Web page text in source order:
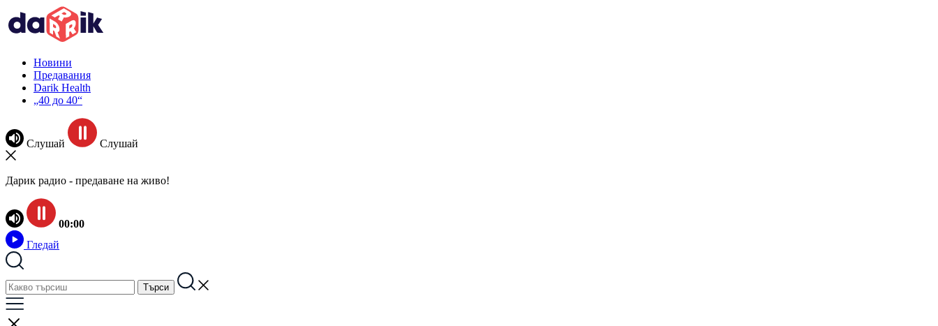
Новини
Предавания
Darik Health
„40 до 40“
Слушай Слушай
Дарик радио - предаване на живо!
00:00
Гледай